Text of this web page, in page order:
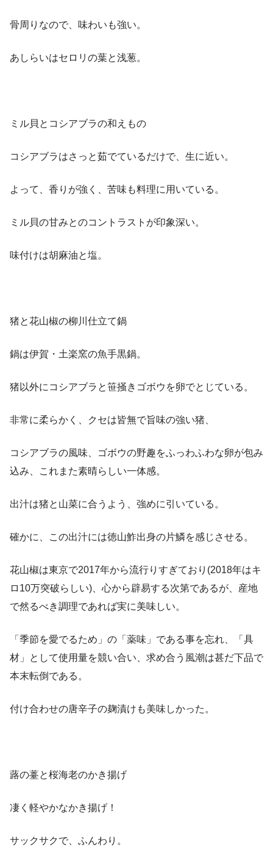
骨周りなので、味わいも強い。
あしらいはセロリの葉と浅葱。
ミル貝とコシアブラの和えもの
コシアブラはさっと茹でているだけで、生に近い。
よって、香りが強く、苦味も料理に用いている。
ミル貝の甘みとのコントラストが印象深い。
味付けは胡麻油と塩。
猪と花山椒の柳川仕立て鍋
鍋は伊賀・土楽窯の魚手黒鍋。
猪以外にコシアブラと笹掻きゴボウを卵でとじている。
非常に柔らかく、クセは皆無で旨味の強い猪、
コシアブラの風味、ゴボウの野趣をふっわふわな卵が包み
込み、これまた素晴らしい一体感。
出汁は猪と山菜に合うよう、強めに引いている。
確かに、この出汁には徳山鮓出身の片鱗を感じさせる。
花山椒は東京で2017年から流行りすぎており(2018年はキ
ロ10万突破らしい)、心から辟易する次第であるが、産地
で然るべき調理であれば実に美味しい。
「季節を愛でるため」の「薬味」である事を忘れ、「具
材」として使用量を競い合い、求め合う風潮は甚だ下品で
本末転倒である。
付け合わせの唐辛子の麹漬けも美味しかった。
蕗の薹と桜海老のかき揚げ
凄く軽やかなかき揚げ！
サックサクで、ふんわり。